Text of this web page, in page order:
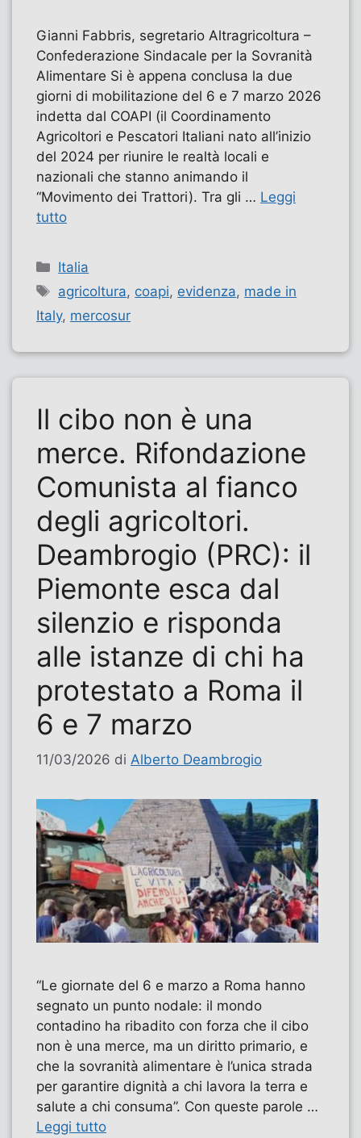
Gianni Fabbris, segretario Altragricoltura –
Confederazione Sindacale per la Sovranità
Alimentare Si è appena conclusa la due
giorni di mobilitazione del 6 e 7 marzo 2026
indetta dal COAPI (il Coordinamento
Agricoltori e Pescatori Italiani nato all’inizio
del 2024 per riunire le realtà locali e
nazionali che stanno animando il
“Movimento dei Trattori). Tra gli … Leggi
tutto
Categorie
Italia
Tag
agricoltura, coapi, evidenza, made in
Italy, mercosur
Il cibo non è una
merce. Rifondazione
Comunista al fianco
degli agricoltori.
Deambrogio (PRC): il
Piemonte esca dal
silenzio e risponda
alle istanze di chi ha
protestato a Roma il
6 e 7 marzo
11/03/2026 di Alberto Deambrogio
“Le giornate del 6 e marzo a Roma hanno
segnato un punto nodale: il mondo
contadino ha ribadito con forza che il cibo
non è una merce, ma un diritto primario, e
che la sovranità alimentare è l’unica strada
per garantire dignità a chi lavora la terra e
salute a chi consuma”. Con queste parole …
Leggi tutto